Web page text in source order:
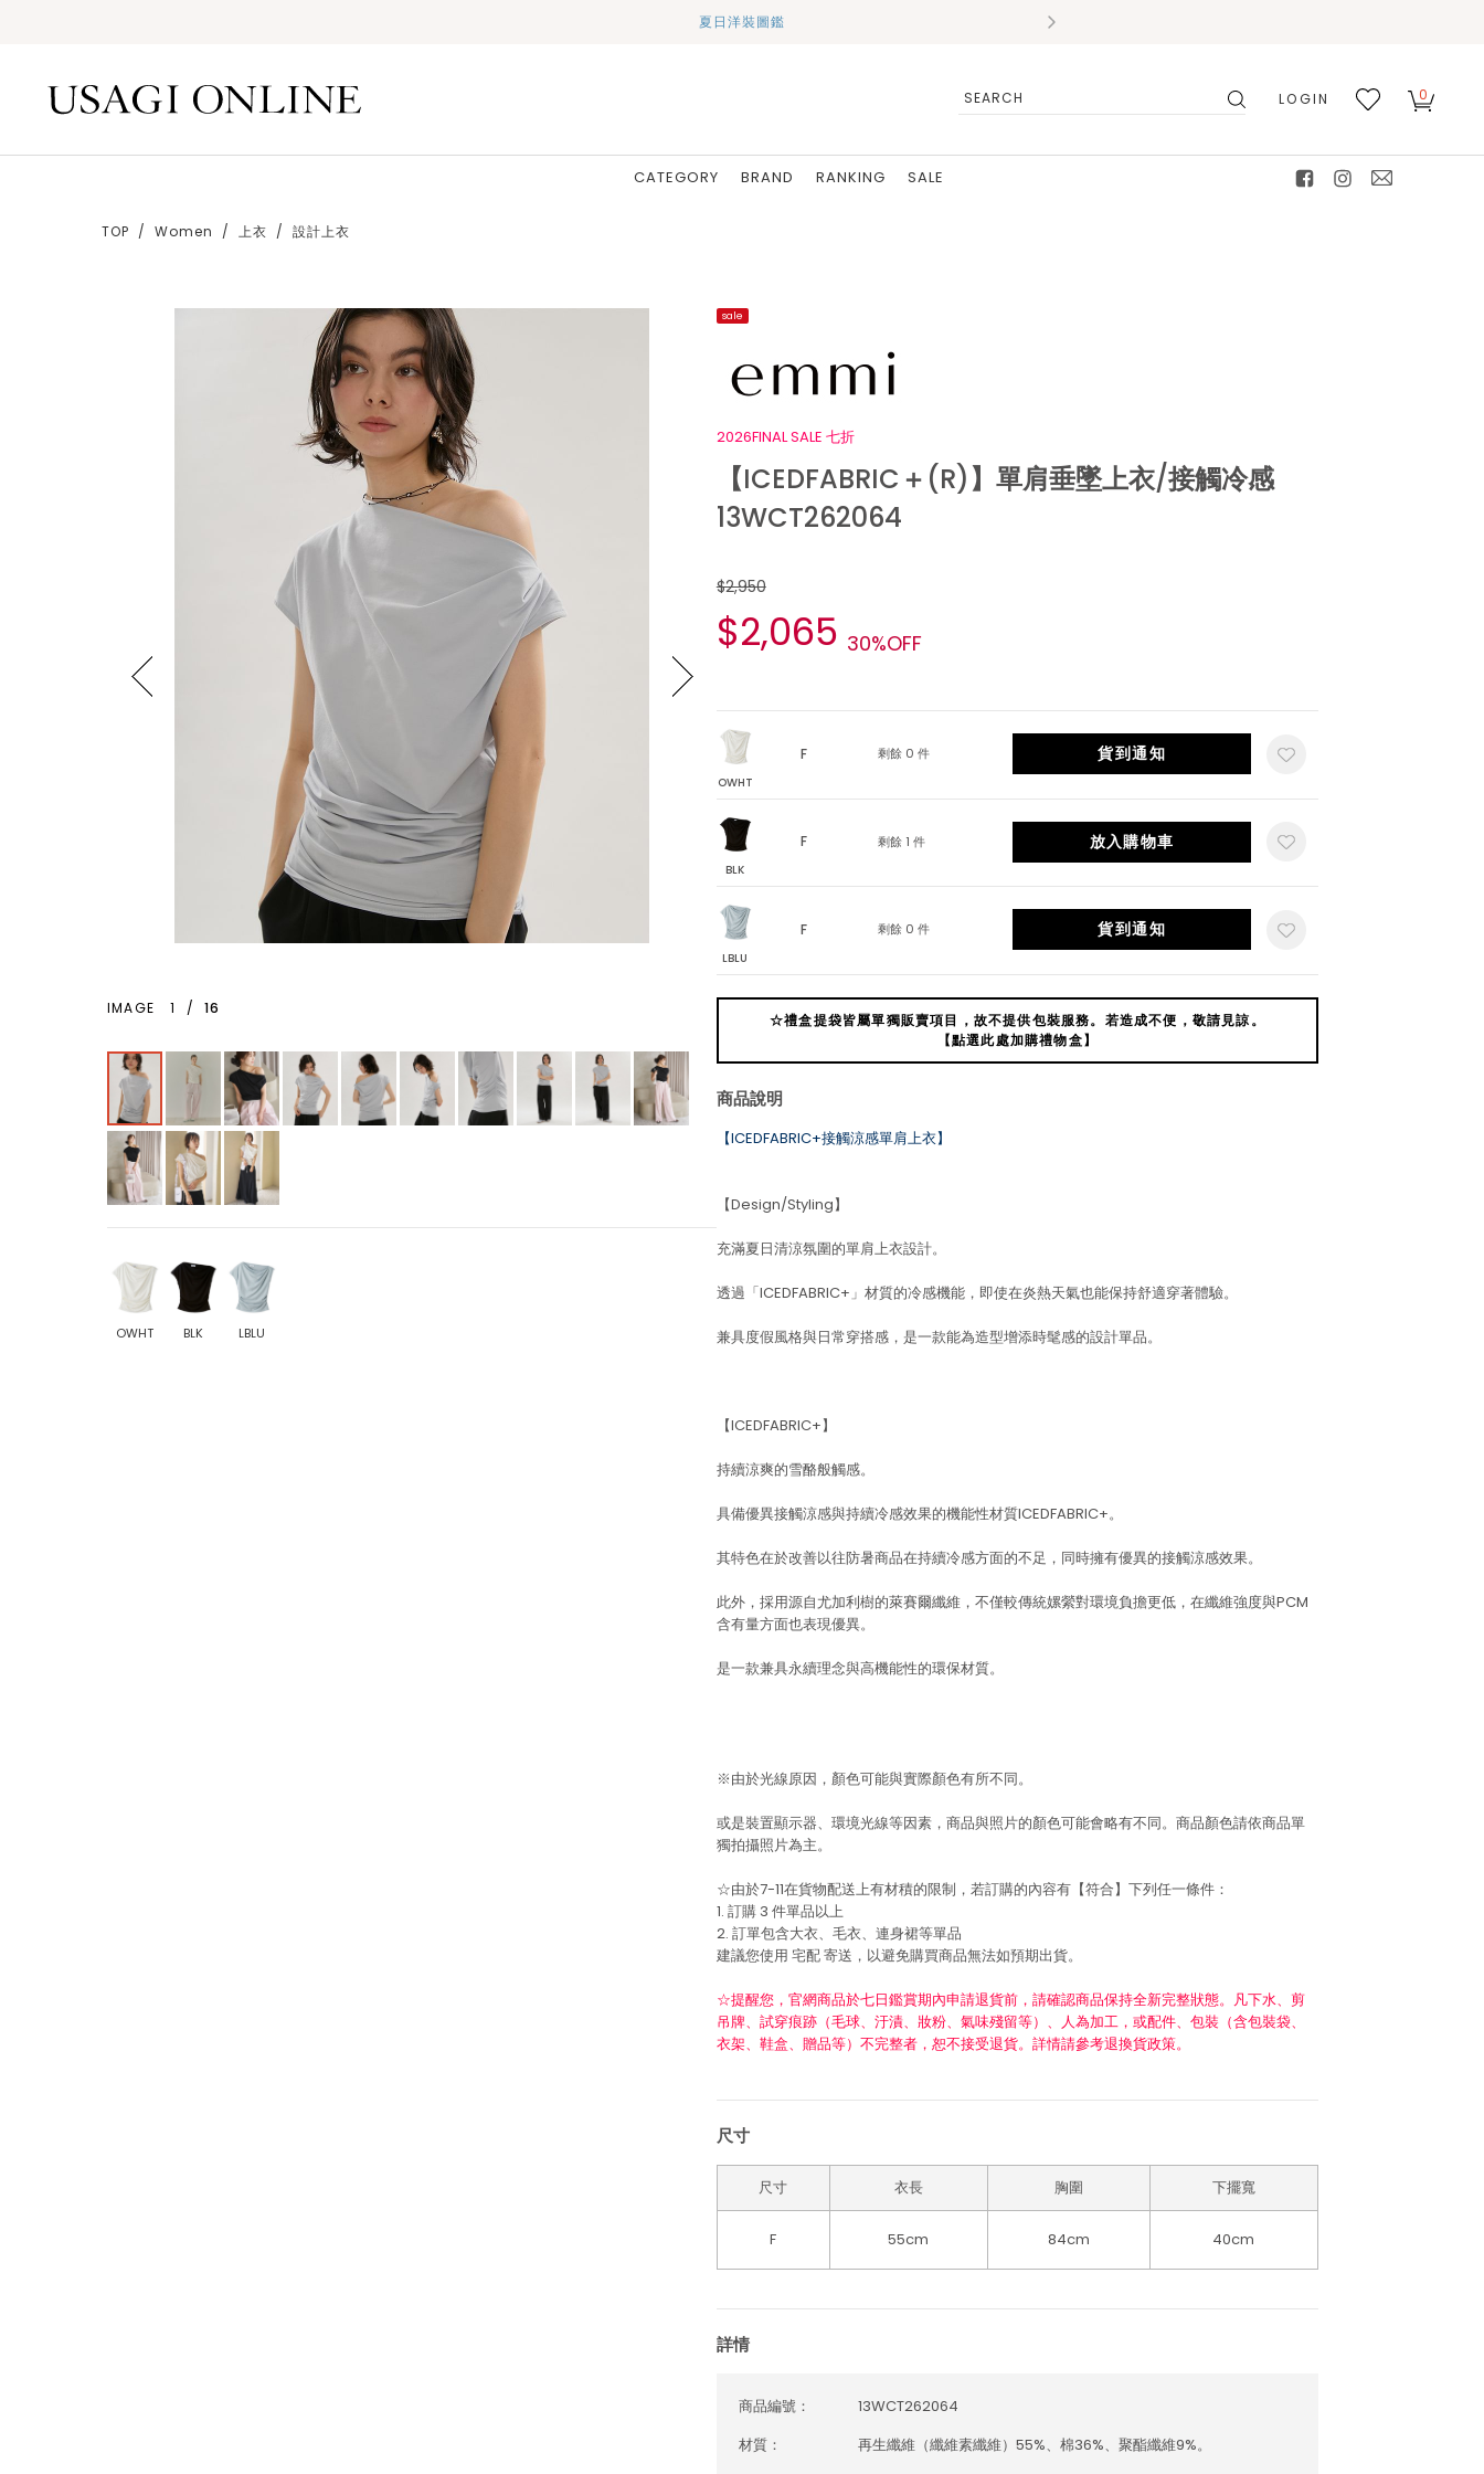
夏日洋裝圖鑑
LOGIN 0
CATEGORY BRAND RANKING
SALE
TOP Women 上衣 設計上衣
IMAGE 1 / 16
OWHT BLK LBLU
sale
2026FINAL SALE 七折
【ICEDFABRIC＋(R)】單肩垂墜上衣/接觸冷感
13WCT262064
$2,950
$2,065 30%OFF
OWHT
F 剩餘 0 件 貨到通知
BLK
F 剩餘 1 件 放入購物車
LBLU
F 剩餘 0 件 貨到通知
☆禮盒提袋皆屬單獨販賣項目，故不提供包裝服務。若造成不便，敬請見諒。
【點選此處加購禮物盒】
商品說明
【ICEDFABRIC+接觸涼感單肩上衣】
【Design/Styling】
充滿夏日清涼氛圍的單肩上衣設計。
透過「ICEDFABRIC+」材質的冷感機能，即使在炎熱天氣也能保持舒適穿著體驗。
兼具度假風格與日常穿搭感，是一款能為造型增添時髦感的設計單品。
【ICEDFABRIC+】
持續涼爽的雪酪般觸感。
具備優異接觸涼感與持續冷感效果的機能性材質ICEDFABRIC+。
其特色在於改善以往防暑商品在持續冷感方面的不足，同時擁有優異的接觸涼感效果。
此外，採用源自尤加利樹的萊賽爾纖維，不僅較傳統嫘縈對環境負擔更低，在纖維強度與PCM
含有量方面也表現優異。
是一款兼具永續理念與高機能性的環保材質。
※由於光線原因，顏色可能與實際顏色有所不同。
或是裝置顯示器、環境光線等因素，商品與照片的顏色可能會略有不同。商品顏色請依商品單
獨拍攝照片為主。
☆由於7-11在貨物配送上有材積的限制，若訂購的內容有【符合】下列任一條件：
1. 訂購 3 件單品以上
2. 訂單包含大衣、毛衣、連身裙等單品
建議您使用 宅配寄送，以避免購買商品無法如預期出貨。
☆提醒您，官網商品於七日鑑賞期內申請退貨前，請確認商品保持全新完整狀態。凡下水、剪
吊牌、試穿痕跡（毛球、汙漬、妝粉、氣味殘留等）、人為加工，或配件、包裝（含包裝袋、
衣架、鞋盒、贈品等）不完整者，恕不接受退貨。詳情請參考退換貨政策。
尺寸
尺寸 衣長 胸圍 下擺寬
F 55cm 84cm 40cm
詳情
商品編號：
13WCT262064
材質：
再生纖維（纖維素纖維）55%、棉36%、聚酯纖維9%。